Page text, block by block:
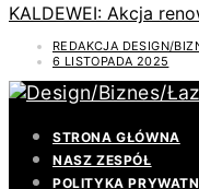
KALDEWEI: Akcja
REDAKCJA DESIGN/
6 LISTOPADA 2025
STRONA GŁÓWNA
NASZ ZESPÓŁ
POLITYKA